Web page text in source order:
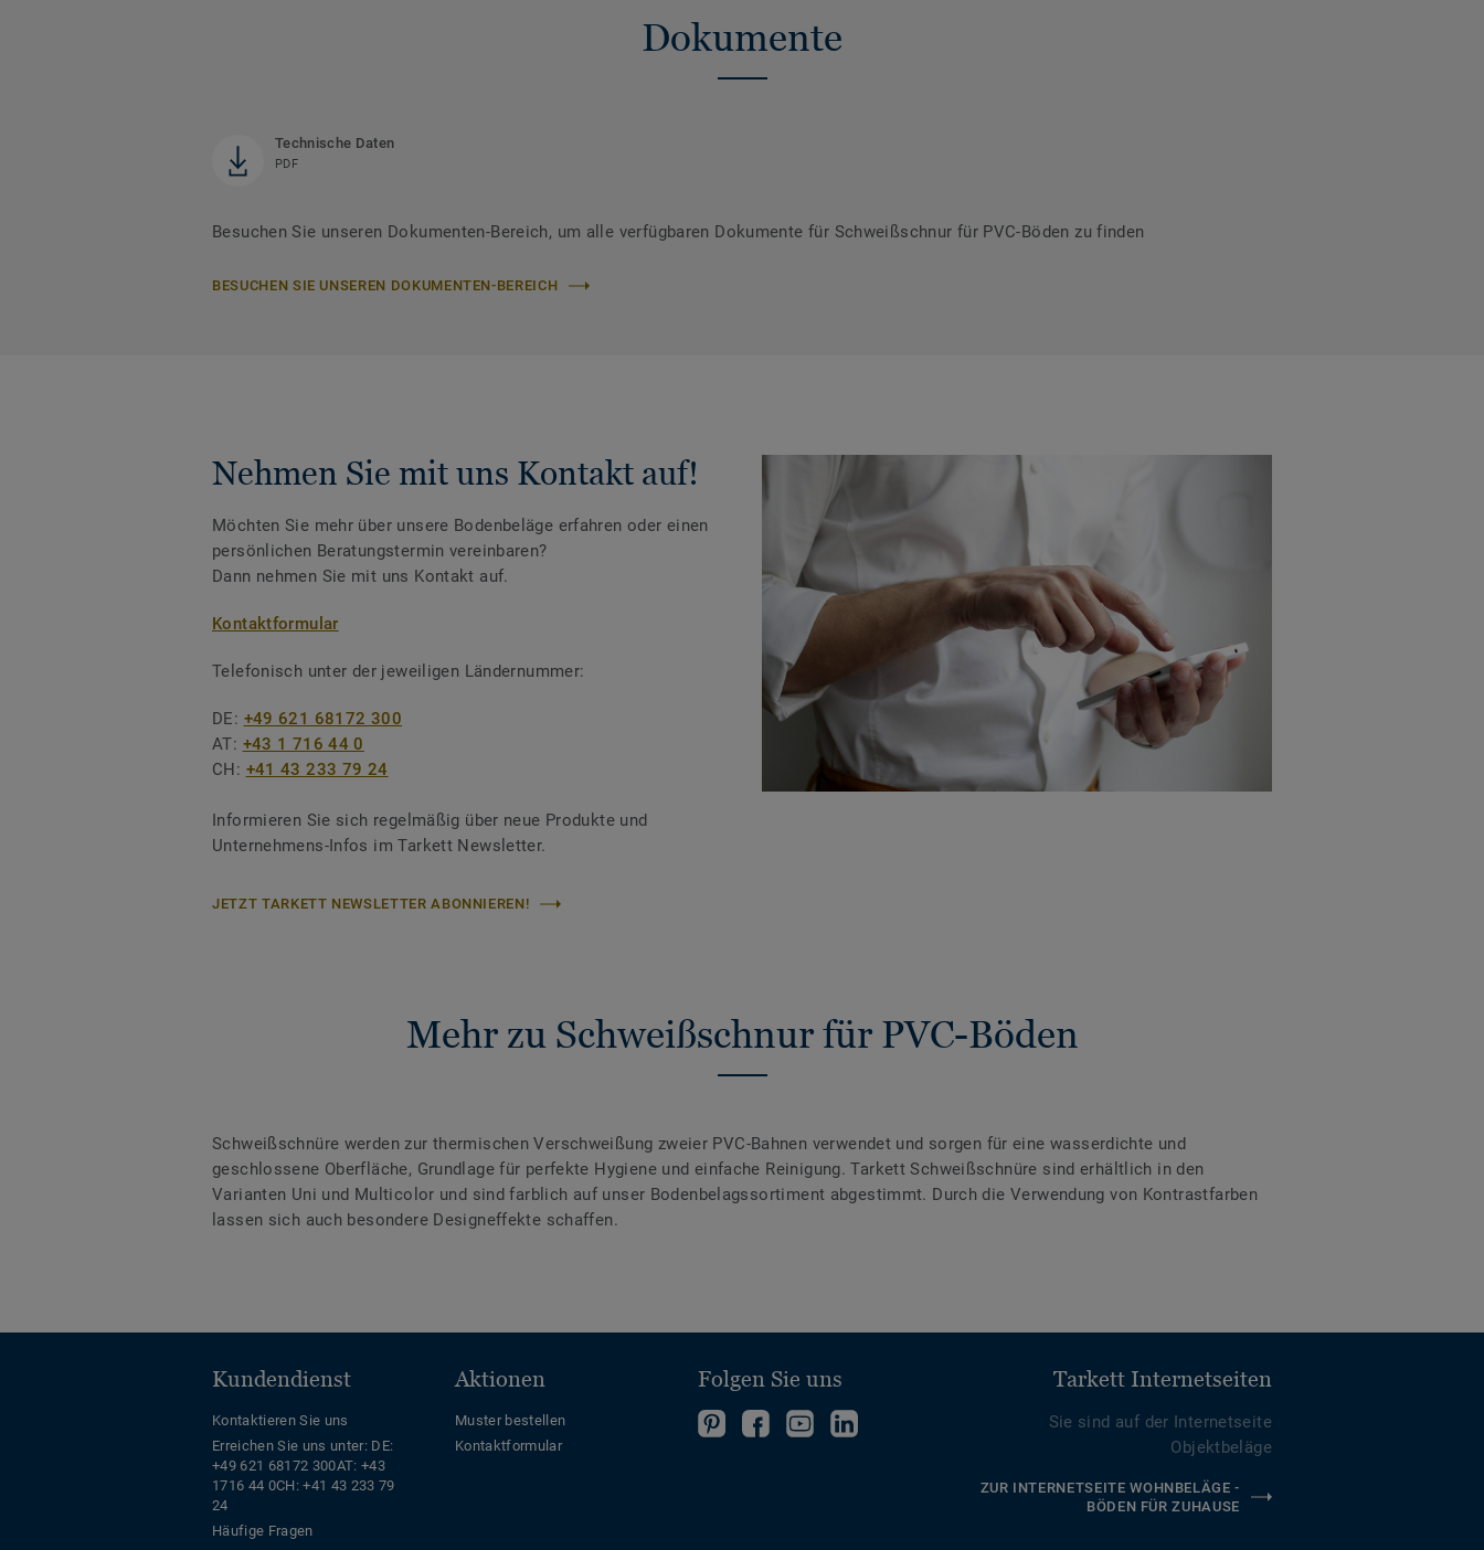
Dokumente
Technische Daten
PDF
Besuchen Sie unseren Dokumenten-Bereich, um alle verfügbaren Dokumente für Schweißschnur für PVC-Böden zu finden
BESUCHEN SIE UNSEREN DOKUMENTEN-BEREICH
Nehmen Sie mit uns Kontakt auf!
Möchten Sie mehr über unsere Bodenbeläge erfahren oder einen
persönlichen Beratungstermin vereinbaren?
Dann nehmen Sie mit uns Kontakt auf.
Kontaktformular
Telefonisch unter der jeweiligen Ländernummer:
DE: +49 621 68172 300
AT: +43 1 716 44 0
CH: +41 43 233 79 24
Informieren Sie sich regelmäßig über neue Produkte und
Unternehmens-Infos im Tarkett Newsletter.
JETZT TARKETT NEWSLETTER ABONNIEREN!
Mehr zu Schweißschnur für PVC-Böden
Schweißschnüre werden zur thermischen Verschweißung zweier PVC-Bahnen verwendet und sorgen für eine wasserdichte und
geschlossene Oberfläche, Grundlage für perfekte Hygiene und einfache Reinigung. Tarkett Schweißschnüre sind erhältlich in den
Varianten Uni und Multicolor und sind farblich auf unser Bodenbelagssortiment abgestimmt. Durch die Verwendung von Kontrastfarben
lassen sich auch besondere Designeffekte schaffen.
Kundendienst
Kontaktieren Sie uns
Erreichen Sie uns unter: DE:
+49 621 68172 300AT: +43
1716 44 0CH: +41 43 233 79
24
Häufige Fragen
Aktionen
Muster bestellen
Kontaktformular
Folgen Sie uns
FolgenFolgenFolgeFolgen
Tarkett Internetseiten
Sie sind auf der Internetseite
Objektbeläge
ZUR INTERNETSEITE WOHNBELÄGE -
BÖDEN FÜR ZUHAUSE